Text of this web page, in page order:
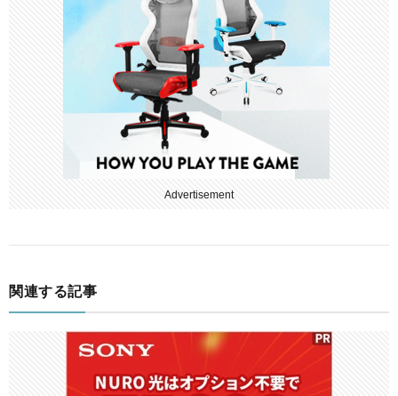
Advertisement
関連する記事